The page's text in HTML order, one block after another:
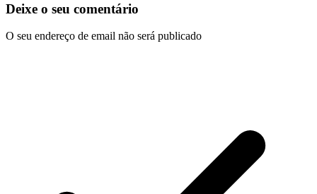
Deixe o seu comentário
O seu endereço de email não será publicado